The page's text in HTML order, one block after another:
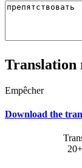
Translation
Empêcher
Download the